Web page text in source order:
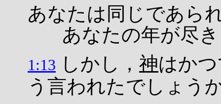
あなたは同じであら
あなたの年が尽き
1:13 しかし， 神はか
う言われたでしょう